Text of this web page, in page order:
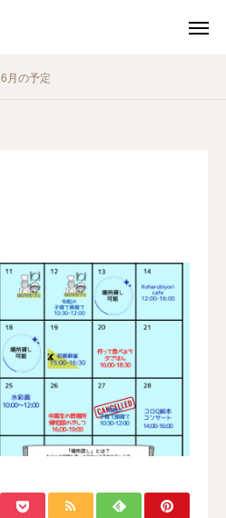
6月の予定